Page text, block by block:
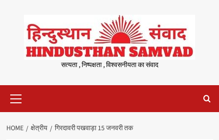
content
सत्यता , निष्पक्षता , विश्वसनीयता का संवाद
Menu
HOME क्षेत्रीय गिरदावरी पखवाड़ा 15 जनवरी तक